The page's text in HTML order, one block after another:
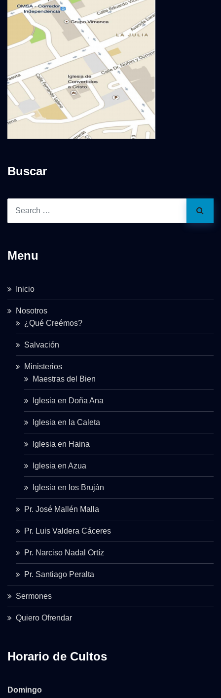
Buscar
Menu
Inicio
Nosotros
¿Qué Creémos?
Salvación
Ministerios
Maestras del Bien
Iglesia en Doña Ana
Iglesia en la Caleta
Iglesia en Haina
Iglesia en Azua
Iglesia en los Bruján
Pr. José Mallén Malla
Pr. Luis Valdera Cáceres
Pr. Narciso Nadal Ortíz
Pr. Santiago Peralta
Sermones
Quiero Ofrendar
Horario de Cultos
Domingo